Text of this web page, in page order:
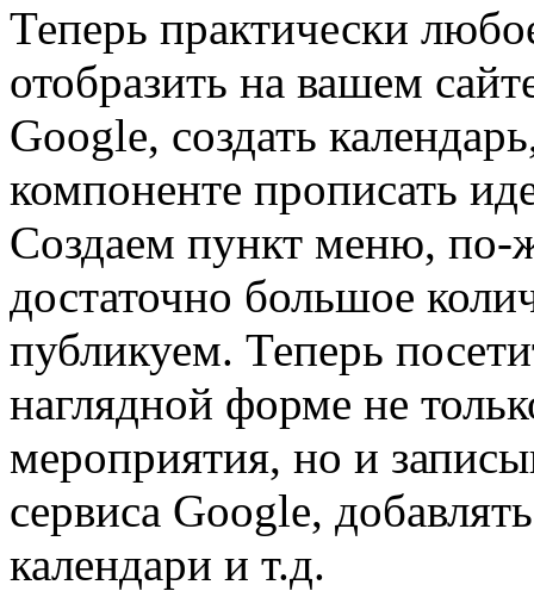
Теперь практически
отобразить на вашем
Google, создать
компоненте прописать
Создаем пункт меню, по-
достаточно большое
публикуем. Теперь
наглядной форме не
мероприятия, но и
сервиса Google,
календари и т.д.